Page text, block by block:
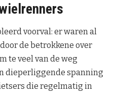
voorval: er waren al
de betrokkene over
te veel van de weg
dieperliggende spanning
die regelmatig in